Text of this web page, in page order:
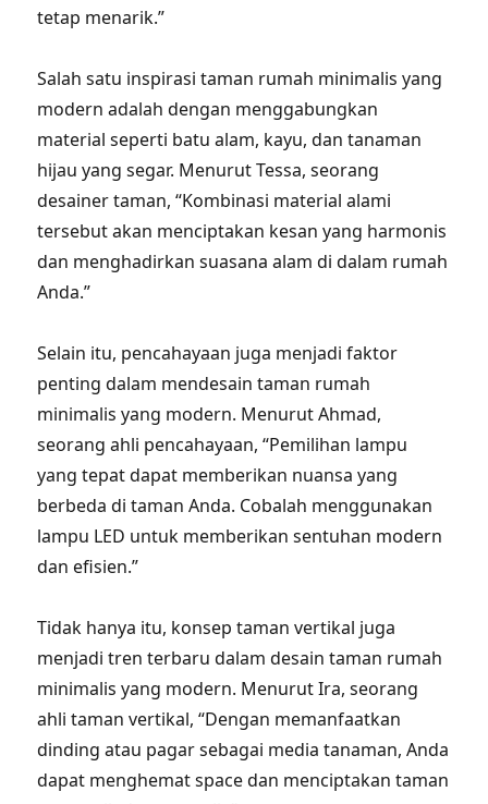
tetap menarik.”
Salah satu inspirasi taman rumah minimalis yang
modern adalah dengan menggabungkan
material seperti batu alam, kayu, dan tanaman
hijau yang segar. Menurut Tessa, seorang
desainer taman, “Kombinasi material alami
tersebut akan menciptakan kesan yang harmonis
dan menghadirkan suasana alam di dalam rumah
Anda.”
Selain itu, pencahayaan juga menjadi faktor
penting dalam mendesain taman rumah
minimalis yang modern. Menurut Ahmad,
seorang ahli pencahayaan, “Pemilihan lampu
yang tepat dapat memberikan nuansa yang
berbeda di taman Anda. Cobalah menggunakan
lampu LED untuk memberikan sentuhan modern
dan efisien.”
Tidak hanya itu, konsep taman vertikal juga
menjadi tren terbaru dalam desain taman rumah
minimalis yang modern. Menurut Ira, seorang
ahli taman vertikal, “Dengan memanfaatkan
dinding atau pagar sebagai media tanaman, Anda
dapat menghemat space dan menciptakan taman